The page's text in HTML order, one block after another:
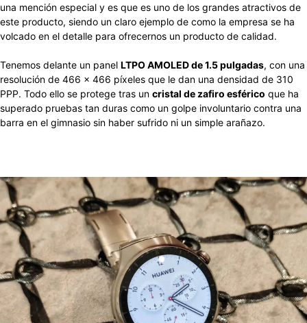
una mención especial y es que es uno de los grandes atractivos de
este producto, siendo un claro ejemplo de como la empresa se ha
volcado en el detalle para ofrecernos un producto de calidad.
Tenemos delante un panel LTPO AMOLED de 1.5 pulgadas, con una
resolución de 466 x 466 píxeles que le dan una densidad de 310
PPP. Todo ello se protege tras un cristal de zafiro esférico que ha
superado pruebas tan duras como un golpe involuntario contra una
barra en el gimnasio sin haber sufrido ni un simple arañazo.